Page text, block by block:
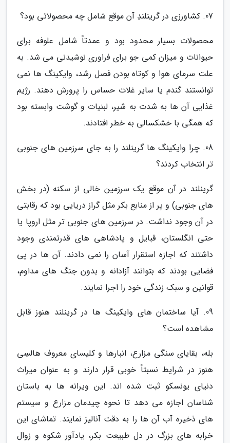
07. کشاورزی در گرینلندِ آن موقع شامل چه محصولاتی بود؟
محصولات بسیار محدود بود و عمدتاً شامل علوفه برای
حیوانات و میزان کمی جو برای فراوری نوشیدنی می شد. به
علت سرمای هوا و کوتاه بودن فصل رشد، وایکینگ ها نمی
توانستند گندم یا سایر غلات حساس را پرورش دهند. رژیم
غذایی آن ها به شدت به شیر، لبنیات و گوشت وابسته بود
که همگی با خشکسالی به خطر افتادند.
08. چرا وایکینگ ها گرینلند را به جای سرزمین های جنوبی
تر انتخاب کردند؟
گرینلند در آن موقع یک سرزمین خالی از سکنه (در بخش
های جنوبی) و پر از منابع بکر مثل گراز دریایی بود که رقابتی
در آن وجود نداشت. در سرزمین های جنوبی تر مثل اروپا یا
حتی انگلستان، قبایل و پادشاهی های قدرتمندی وجود
داشتند که اجازه استقرار آسان را نمی دادند. آن ها در پی
فضایی بودند که بتوانند آزادانه و بدون جنگ های مداوم،
قوانین و سبک زندگی خود را اجرا نمایند.
09. آیا ساختمان های وایکینگ ها در گرینلند هنوز قابل
مشاهده است؟
بله، بقایای سنگی مزارع، انبارها و کلیسای معروف هالسِی
هنوز در شرایط نسبتاً خوبی قرار دارند و به عنوان میراث
دنیای یونسکو ثبت شده اند. این ویرانه ها به باستان
شناسان اجازه می دهد تا نحوه چیدمان مزارع و سیستم
های ذخیره آب آن ها را به دقت آنالیز نمایند. تماشای این
خرابه های بزرگ در دل طبیعت بکر، یادآور شکوه و زوال